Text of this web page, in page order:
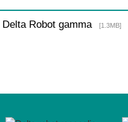
Delta Robot gamma [1.3MB]